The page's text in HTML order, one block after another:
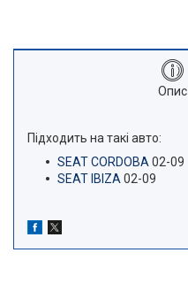
Опис
Підходить на такі авто:
SEAT CORDOBA 02-09
SEAT IBIZA 02-09